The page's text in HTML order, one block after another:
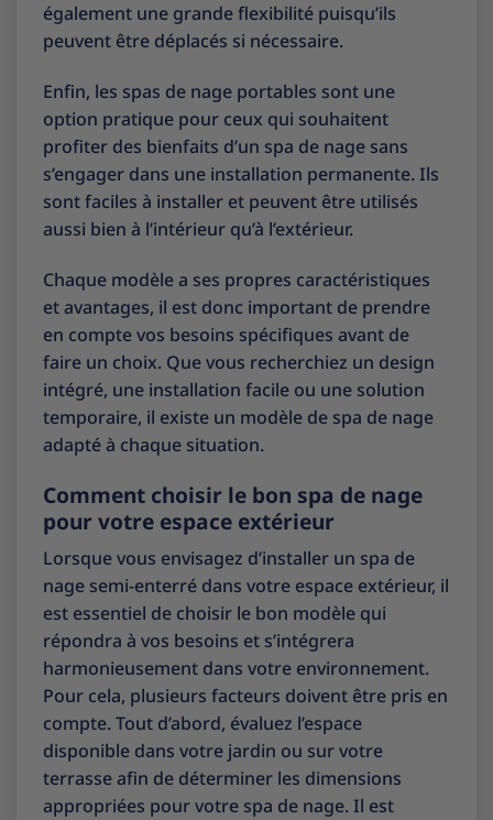
également une grande flexibilité puisqu’ils
peuvent être déplacés si nécessaire.
Enfin, les spas de nage portables sont une
option pratique pour ceux qui souhaitent
profiter des bienfaits d’un spa de nage sans
s’engager dans une installation permanente. Ils
sont faciles à installer et peuvent être utilisés
aussi bien à l’intérieur qu’à l’extérieur.
Chaque modèle a ses propres caractéristiques
et avantages, il est donc important de prendre
en compte vos besoins spécifiques avant de
faire un choix. Que vous recherchiez un design
intégré, une installation facile ou une solution
temporaire, il existe un modèle de spa de nage
adapté à chaque situation.
Comment choisir le bon spa de nage
pour votre espace extérieur
Lorsque vous envisagez d’installer un spa de
nage semi-enterré dans votre espace extérieur, il
est essentiel de choisir le bon modèle qui
répondra à vos besoins et s’intégrera
harmonieusement dans votre environnement.
Pour cela, plusieurs facteurs doivent être pris en
compte. Tout d’abord, évaluez l’espace
disponible dans votre jardin ou sur votre
terrasse afin de déterminer les dimensions
appropriées pour votre spa de nage. Il est